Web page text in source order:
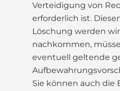
Verteidigung von
erforderlich ist.
Löschung werden
nachkommen,
eventuell geltende
Sie können auch die